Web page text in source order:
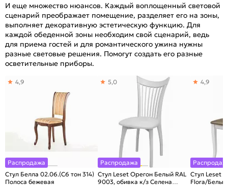
И еще множество нюансов. Каждый воплощенный световой
сценарий преображает помещение, разделяет его на зоны,
выполняет декоративную эстетическую функцию. Для
каждой обеденной зоны необходим свой сценарий, ведь
для приема гостей и для романтического ужина нужны
разные световые решения. Помогут создать его разные
осветительные приборы.
Распродажа
Стул Белла 02.06.(С6 тон 314)
Полоса бежевая
4,9
Распродажа
Стул Leset Орегон Белый RAL
9003, обивка к/з Селена
5,0
Стул Leset
Flora/Белый
4,9